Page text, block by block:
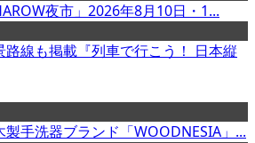
夜市」2026年8月10日・1...
路線も掲載『列車で行こう！ 日本縦
製手洗器ブランド「WOODNESIA」...